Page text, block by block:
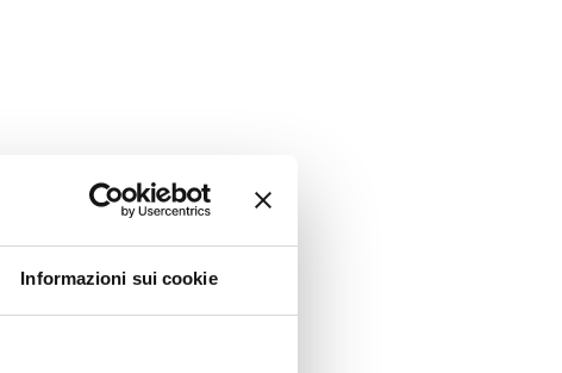
Informazioni sui cookie